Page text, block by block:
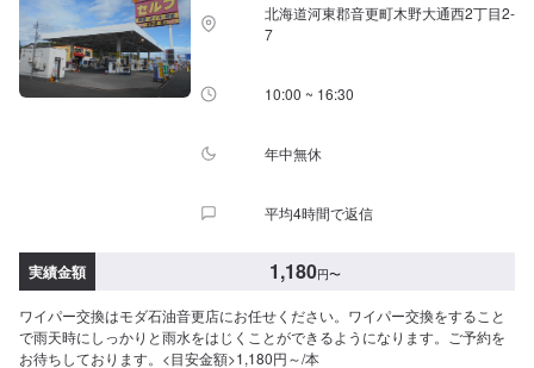
北海道河東郡音更町木野大通西2丁目2-
7
10:00 ~ 16:30
年中無休
平均4時間で返信
実績金額 1,180円〜
ワイパー交換はモダ石油音更店にお任せください。ワイパー交換をすること
で雨天時にしっかりと雨水をはじくことができるようになります。ご予約を
お待ちしております。<目安金額>1,180円～/本